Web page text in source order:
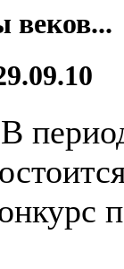
веков...
В